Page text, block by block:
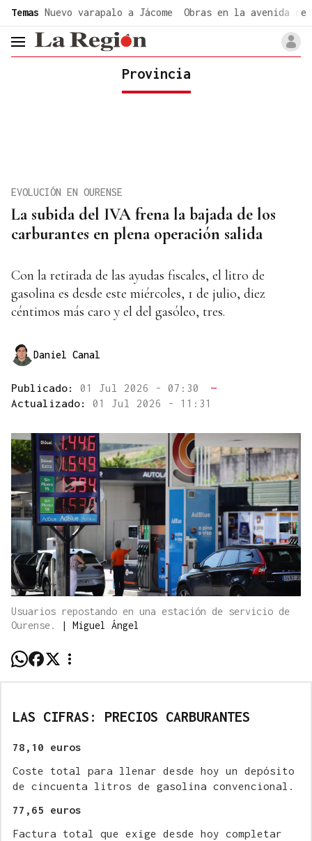
Temas Nuevo varapalo a Jácome Obras en la avenida de
header.menu.open
Provincia
La subida del IVA frena la bajada de los
carburantes en plena operación salida
EVOLUCIÓN EN OURENSE
Con la retirada de las ayudas fiscales, el litro de
gasolina es desde este miércoles, 1 de julio, diez
céntimos más caro y el del gasóleo, tres.
Daniel Canal
Publicado: 01 Jul 2026 - 07:30
—
Actualizado: 01 Jul 2026 - 11:31
Usuarios repostando en una estación de servicio de
Ourense.
| Miguel Ángel
LAS CIFRAS: PRECIOS CARBURANTES
78,10 euros
Coste total para llenar desde hoy un depósito
de cincuenta litros de gasolina convencional.
77,65 euros
Factura total que exige desde hoy completar